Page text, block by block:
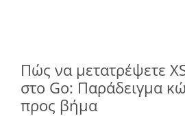
Πώς να μετατρέψετε
στο Go: Παράδειγμα
προς βήμα